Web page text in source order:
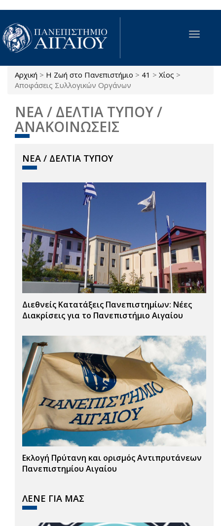
Παράκαμψη προς το κυρίως περιεχόμενο
Toggle
Είστε εδώ
Αρχική > Η Ζωή στο Πανεπιστήμιο > 41 > Χίος >
Αποφάσεις Συλλογικών Οργάνων
ΝΕΑ / ΔΕΛΤΙΑ ΤΥΠΟΥ /
ΑΝΑΚΟΙΝΩΣΕΙΣ
ΝΕΑ / ΔΕΛΤΙΑ ΤΥΠΟΥ
Διεθνείς Κατατάξεις Πανεπιστημίων: Νέες
Διακρίσεις για το Πανεπιστήμιο Αιγαίου
Εκλογή Πρύτανη και ορισμός Αντιπρυτάνεων
Πανεπιστημίου Αιγαίου
ΛΕΝΕ ΓΙΑ ΜΑΣ